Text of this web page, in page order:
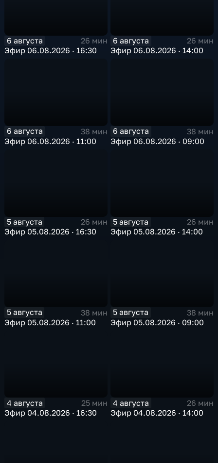
6 августа
26 мин
Эфир 06.08.2026 · 16:30
6 августа
26 мин
Эфир 06.08.2026 · 14:00
6 августа
38 мин
Эфир 06.08.2026 · 11:00
6 августа
38 мин
Эфир 06.08.2026 · 09:00
5 августа
26 мин
Эфир 05.08.2026 · 16:30
5 августа
26 мин
Эфир 05.08.2026 · 14:00
5 августа
38 мин
Эфир 05.08.2026 · 11:00
5 августа
38 мин
Эфир 05.08.2026 · 09:00
4 августа
25 мин
Эфир 04.08.2026 · 16:30
4 августа
26 мин
Эфир 04.08.2026 · 14:00